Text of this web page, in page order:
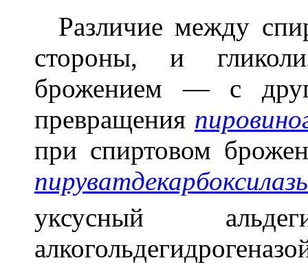
Различие между
стороны, и
брожением — с
превращения
при спиртовом
уксусный